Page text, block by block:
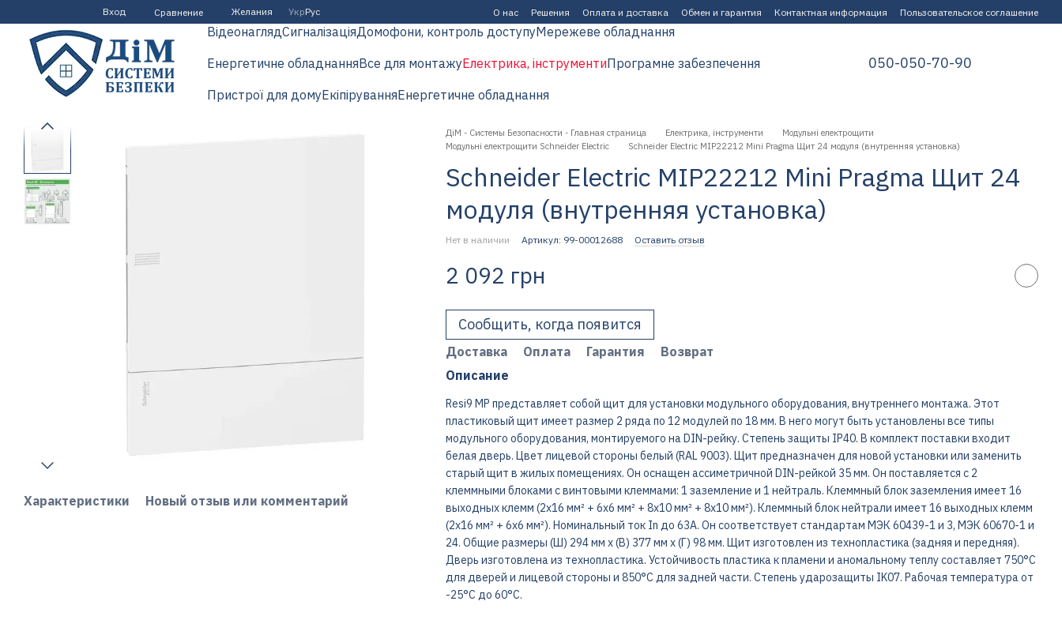
Перейти к основному контенту
Вход Сравнение Желания УкрРус О нас Решения Оплата и доставка Обмен и гарантия Контактная информация Пользовательское соглашение
ВідеонаглядСигналізаціяДомофони, контроль доступуМережеве обладнання
Енергетичне обладнанняВсе для монтажуЕлектрика, інструментиПрограмне забезпечення
Пристрої для домуЕкіпіруванняЕнергетичне обладнання
050-050-70-90
Характеристики Новый отзыв или комментарий
ДіМ - Системы Безопасности - Главная страница Електрика, інструменти
Модульні електрощити
Модульні електрощити Schneider Electric
Schneider Electric MIP22212 Mini Pragma Щит 24 модуля (внутренняя установка)
Schneider Electric MIP22212 Mini Pragma Щит 24
модуля (внутренняя установка)
Нет в наличии Артикул: 99-00012688 Оставить отзыв
2 092 грн
Сообщить, когда появится
Доставка Оплата Гарантия
Возврат
Описание
Resi9 MP представляет собой щит для установки модульного оборудования, внутреннего монтажа. Этот
пластиковый щит имеет размер 2 ряда по 12 модулей по 18 мм. В него могут быть установлены все типы
модульного оборудования, монтируемого на DIN-рейку. Степень защиты IP40. В комплект поставки входит
белая дверь. Цвет лицевой стороны белый (RAL 9003). Щит предназначен для новой установки или заменить
старый щит в жилых помещениях. Он оснащен ассиметричной DIN-рейкой 35 мм. Он поставляется с 2
клеммными блоками с винтовыми клеммами: 1 заземление и 1 нейтраль. Клеммный блок заземления имеет 16
выходных клемм (2x16 мм² + 6x6 мм² + 8x10 мм² + 8x10 мм²). Клеммный блок нейтрали имеет 16 выходных клемм
(2x16 мм² + 6x6 мм²). Номинальный ток In до 63А. Он соответствует стандартам МЭК 60439-1 и 3, МЭК 60670-1 и
24. Общие размеры (Ш) 294 мм x (В) 377 мм x (Г) 98 мм. Щит изготовлен из технопластика (задняя и передняя).
Дверь изготовлена из технопластика. Устойчивость пластика к пламени и аномальному теплу составляет 750°C
для дверей и лицевой стороны и 850°C для задней части. Степень ударозащиты IK07. Рабочая температура от
-25°C до 60°C.